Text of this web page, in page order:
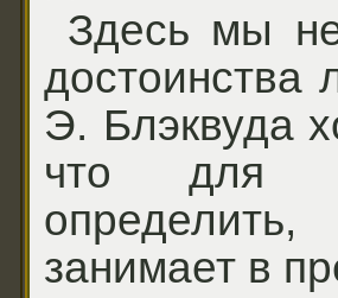
Здесь мы
достоинства
Э. Блэквуда
что для
занимает в